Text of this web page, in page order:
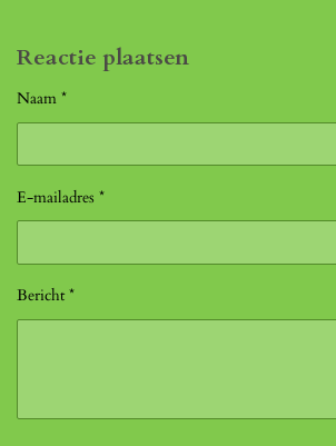
Reactie plaatsen
Naam *
E-mailadres *
Bericht *